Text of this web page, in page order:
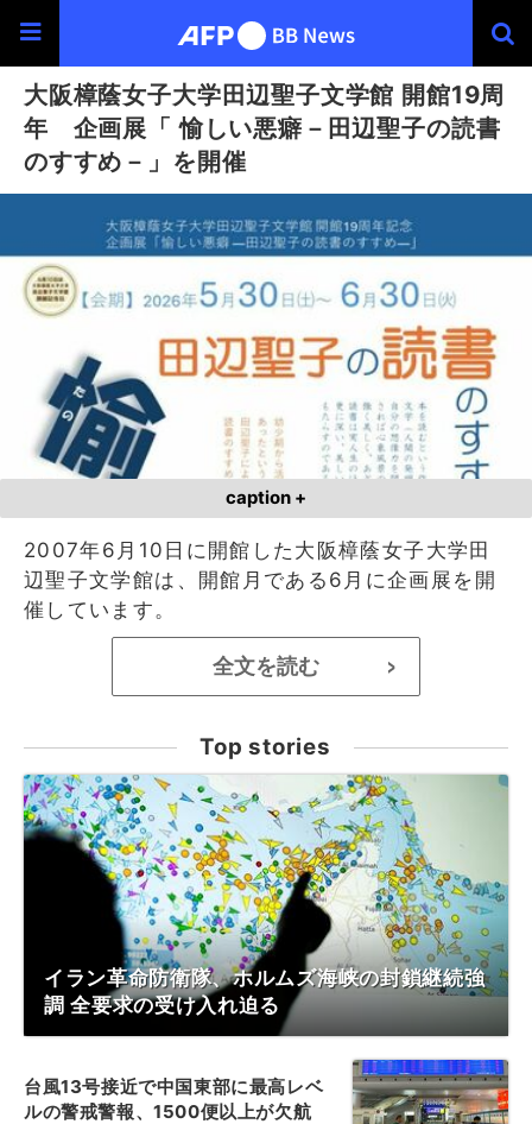
大阪樟蔭女子大学田辺聖子文学館 開館19周
年 企画展「 愉しい悪癖－田辺聖子の読書
のすすめ－」を開催
caption +
2007年6月10日に開館した大阪樟蔭女子大学田
辺聖子文学館は、開館月である6月に企画展を開
催しています。
全文を読む >
Top stories
イラン革命防衛隊、ホルムズ海峡の封鎖継続強
調 全要求の受け入れ迫る
台風13号接近で中国東部に最高レベ
ルの警戒警報、1500便以上が欠航